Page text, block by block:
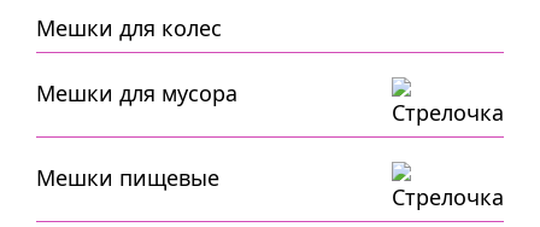
Мешки для колес
Мешки для мусора
Мешки пищевые